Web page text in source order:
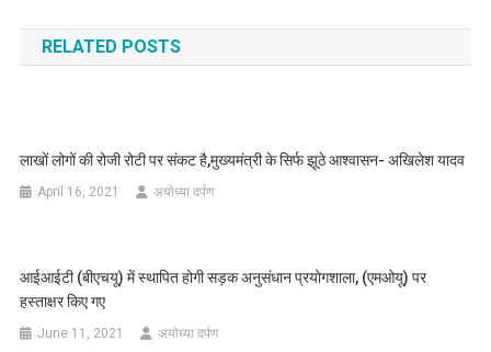
navigation
RELATED POSTS
लाखों लोगों की रोजी रोटी पर संकट है,मुख्यमंत्री के सिर्फ झूठे आश्वासन- अखिलेश यादव
April 16, 2021 अयोध्या दर्पण
आईआईटी (बीएचयू) में स्थापित होगी सड़क अनुसंधान प्रयोगशाला, (एमओयू) पर
हस्ताक्षर किए गए
June 11, 2021 अयोध्या दर्पण